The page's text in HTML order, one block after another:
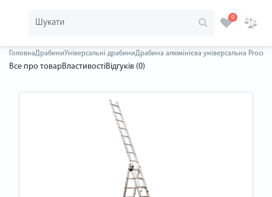
0
ГоловнаДрабиниУніверсальні драбиниДрабина алюмінієва універсальна
Все про товарВластивостіВідгуків (0)